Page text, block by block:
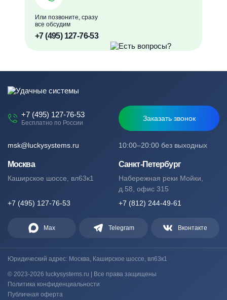
Или позвоните, сразу
все обсудим
+7 (495) 127-76-53
+7 (495) 127-76-53
Бесплатно по России
Заказать звонок
10:00–20:00 без выходных
msk@luckysystems.ru
Москва
Каширское шоссе, вл63к1
+7 (495) 127-76-53
Санкт-Петербург
Набережная реки Мойки,
д.58, офис 315
+7 (812) 244-49-61
Max Telegram Вконтакте
Юридический адрес: Москва, Каширское шоссе, вл63к1
© 2023-2026 luckysystems.ru | Все права защищены
Политика конфиденциальности
Публичная оферта